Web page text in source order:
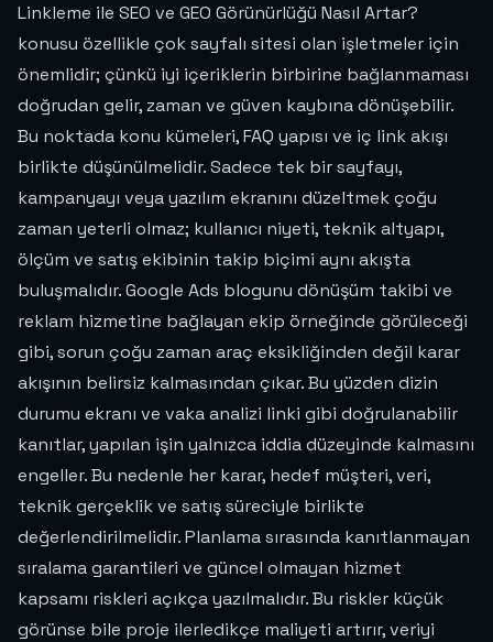
Linkleme ile SEO ve GEO Görünürlüğü Nasıl Artar?
konusu özellikle çok sayfalı sitesi olan işletmeler için
önemlidir; çünkü iyi içeriklerin birbirine bağlanmaması
doğrudan gelir, zaman ve güven kaybına dönüşebilir.
Bu noktada konu kümeleri, FAQ yapısı ve iç link akışı
birlikte düşünülmelidir. Sadece tek bir sayfayı,
kampanyayı veya yazılım ekranını düzeltmek çoğu
zaman yeterli olmaz; kullanıcı niyeti, teknik altyapı,
ölçüm ve satış ekibinin takip biçimi aynı akışta
buluşmalıdır. Google Ads blogunu dönüşüm takibi ve
reklam hizmetine bağlayan ekip örneğinde görüleceği
gibi, sorun çoğu zaman araç eksikliğinden değil karar
akışının belirsiz kalmasından çıkar. Bu yüzden dizin
durumu ekranı ve vaka analizi linki gibi doğrulanabilir
kanıtlar, yapılan işin yalnızca iddia düzeyinde kalmasını
engeller. Bu nedenle her karar, hedef müşteri, veri,
teknik gerçeklik ve satış süreciyle birlikte
değerlendirilmelidir. Planlama sırasında kanıtlanmayan
sıralama garantileri ve güncel olmayan hizmet
kapsamı riskleri açıkça yazılmalıdır. Bu riskler küçük
görünse bile proje ilerledikçe maliyeti artırır, veriyi